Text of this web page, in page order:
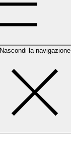
Nascondi la navigazione